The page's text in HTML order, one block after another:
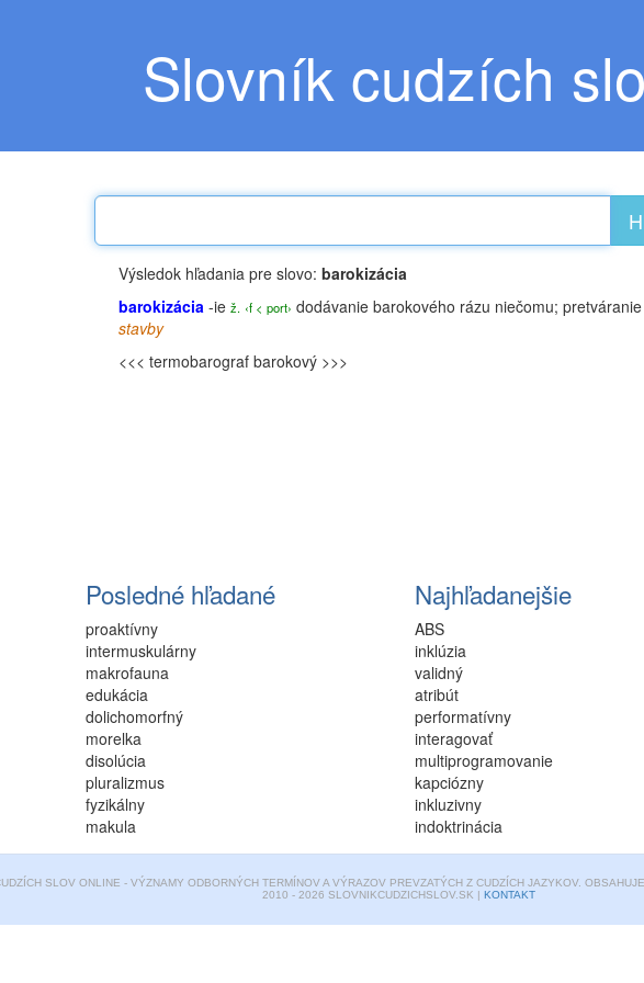
Slovník cudzích
Výsledok hľadania pre slovo: barokizácia
barokizácia -ie ž. ‹f < port› dodávanie barokového rázu niečomu;
stavby
<<< termobarograf barokový >>>
Posledné hľadané
proaktívny
intermuskulárny
makrofauna
edukácia
dolichomorfný
morelka
disolúcia
pluralizmus
fyzikálny
makula
Najhľadanejšie
ABS
inklúzia
validný
atribút
performatívny
interagovať
multiprogramovanie
kapciózny
inkluzivny
indoktrinácia
SLOV ONLINE - VÝZNAMY ODBORNÝCH TERMÍNOV A VÝRAZOV PREVZATÝCH Z CUDZÍCH JAZYKOV.
2010 - 2026 SLOVNIKCUDZICHSLOV.SK | KONTAKT